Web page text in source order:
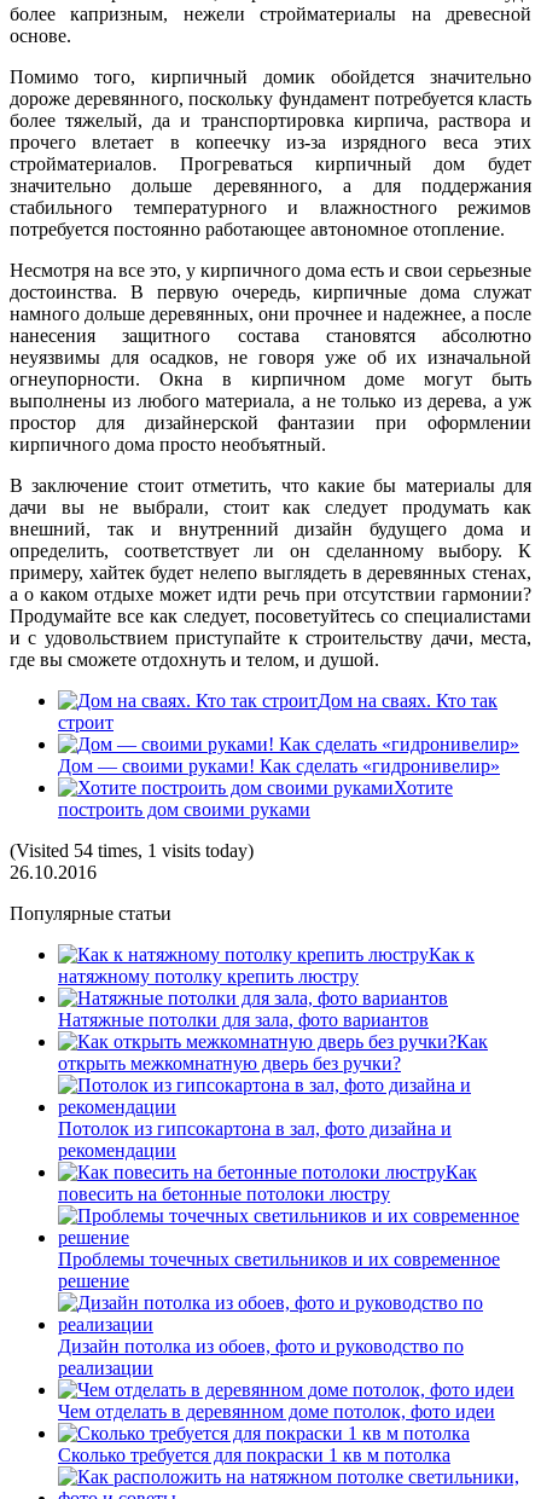
более капризным, нежели стройматериалы на древесной
основе.
Помимо того, кирпичный домик обойдется значительно
дороже деревянного, поскольку фундамент потребуется класть
более тяжелый, да и транспортировка кирпича, раствора и
прочего влетает в копеечку из-за изрядного веса этих
стройматериалов. Прогреваться кирпичный дом будет
значительно дольше деревянного, а для поддержания
стабильного температурного и влажностного режимов
потребуется постоянно работающее автономное отопление.
Несмотря на все это, у кирпичного дома есть и свои серьезные
достоинства. В первую очередь, кирпичные дома служат
намного дольше деревянных, они прочнее и надежнее, а после
нанесения защитного состава становятся абсолютно
неуязвимы для осадков, не говоря уже об их изначальной
огнеупорности. Окна в кирпичном доме могут быть
выполнены из любого материала, а не только из дерева, а уж
простор для дизайнерской фантазии при оформлении
кирпичного дома просто необъятный.
В заключение стоит отметить, что какие бы материалы для
дачи вы не выбрали, стоит как следует продумать как
внешний, так и внутренний дизайн будущего дома и
определить, соответствует ли он сделанному выбору. К
примеру, хайтек будет нелепо выглядеть в деревянных стенах,
а о каком отдыхе может идти речь при отсутствии гармонии?
Продумайте все как следует, посоветуйтесь со специалистами
и с удовольствием приступайте к строительству дачи, места,
где вы сможете отдохнуть и телом, и душой.
Дом на сваях. Кто так
строит
Дом — своими руками! Как сделать «гидронивелир»
Хотите
построить дом своими руками
(Visited 54 times, 1 visits today)
26.10.2016
Популярные статьи
Как к
натяжному потолку крепить люстру
Натяжные потолки для зала, фото вариантов
Как
открыть межкомнатную дверь без ручки?
Потолок из гипсокартона в зал, фото дизайна и
рекомендации
Как
повесить на бетонные потолоки люстру
Проблемы точечных светильников и их современное
решение
Дизайн потолка из обоев, фото и руководство по
реализации
Чем отделать в деревянном доме потолок, фото идеи
Сколько требуется для покраски 1 кв м потолка